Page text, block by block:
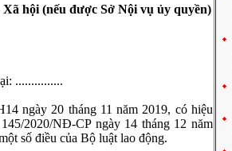
hội (nếu được Sở Nội vụ ủy quyền)
ngày 20 tháng 11 năm 2019, có hiệu
2020/NĐ-CP ngày 14 tháng 12 năm
số điều của Bộ luật lao động.